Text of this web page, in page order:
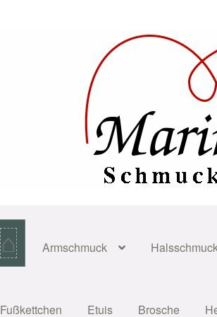
⌂ Armschmuck
Fußkettchen Etuis Brosche